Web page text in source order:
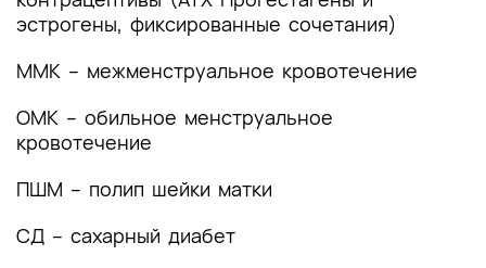
1.5 Классификация заболевания или состояния
состояния (группы заболеваний или
состояний)
2. Диагностика заболевания или состояния
медицинские показания и противопоказания к
эстрогены, фиксированные сочетания)
ММК – межменструальное кровотечение
ОМК – обильное менструальное
кровотечение
ПШМ – полип шейки матки
СД – сахарный диабет